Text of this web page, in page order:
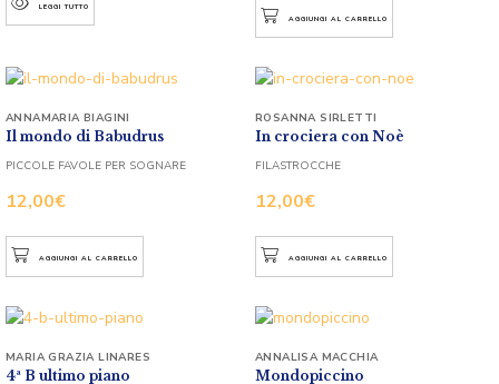
LEGGI TUTTO
AGGIUNGI AL CARRELLO
Il mondo di Babudrus
12,00€
ANNAMARIA BIAGINI
PICCOLE FAVOLE PER SOGNARE
AGGIUNGI AL CARRELLO
In crociera con Noè
12,00€
ROSANNA SIRLETTI
FILASTROCCHE
AGGIUNGI AL CARRELLO
4ª B ultimo piano
MARIA GRAZIA LINARES
Mondopiccino
ANNALISA MACCHIA